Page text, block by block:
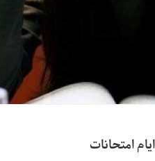
امتحانات